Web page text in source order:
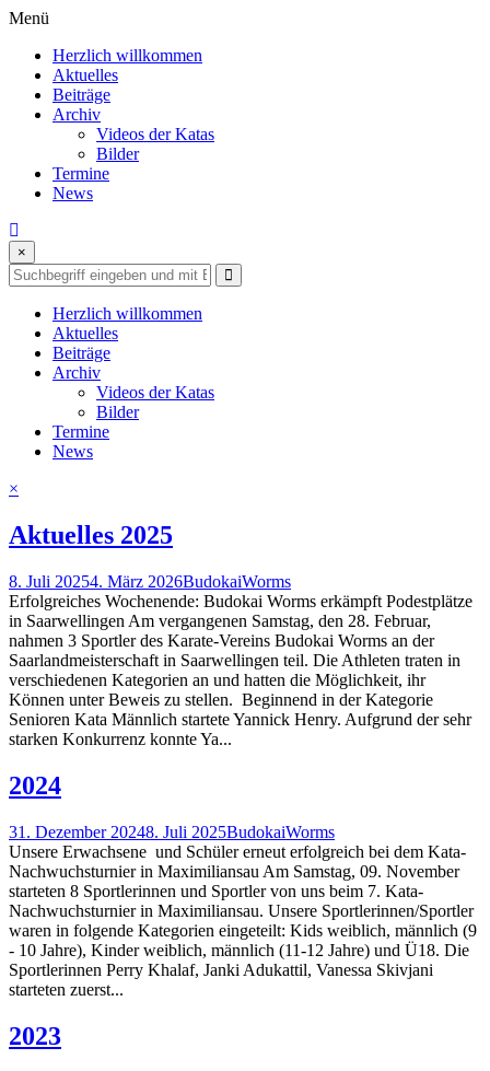
Skip
content
Menü
Herzlich willkommen
Aktuelles
Beiträge
Archiv
Videos der Katas
Bilder
Termine
News
×
Herzlich willkommen
Aktuelles
Beiträge
Archiv
Videos der Katas
Bilder
Termine
News
×
Aktuelles 2025
8. Juli 20254. März 2026BudokaiWorms
Erfolgreiches Wochenende: Budokai Worms erkämpft Podestplätze
in Saarwellingen Am vergangenen Samstag, den 28. Februar,
nahmen 3 Sportler des Karate-Vereins Budokai Worms an der
Saarlandmeisterschaft in Saarwellingen teil. Die Athleten traten in
verschiedenen Kategorien an und hatten die Möglichkeit, ihr
Können unter Beweis zu stellen. Beginnend in der Kategorie
Senioren Kata Männlich startete Yannick Henry. Aufgrund der sehr
starken Konkurrenz konnte Ya...
2024
31. Dezember 20248. Juli 2025BudokaiWorms
Unsere Erwachsene und Schüler erneut erfolgreich bei dem Kata-
Nachwuchsturnier in Maximiliansau Am Samstag, 09. November
starteten 8 Sportlerinnen und Sportler von uns beim 7. Kata-
Nachwuchsturnier in Maximiliansau. Unsere Sportlerinnen/Sportler
waren in folgende Kategorien eingeteilt: Kids weiblich, männlich (9
- 10 Jahre), Kinder weiblich, männlich (11-12 Jahre) und Ü18. Die
Sportlerinnen Perry Khalaf, Janki Adukattil, Vanessa Skivjani
starteten zuerst...
2023